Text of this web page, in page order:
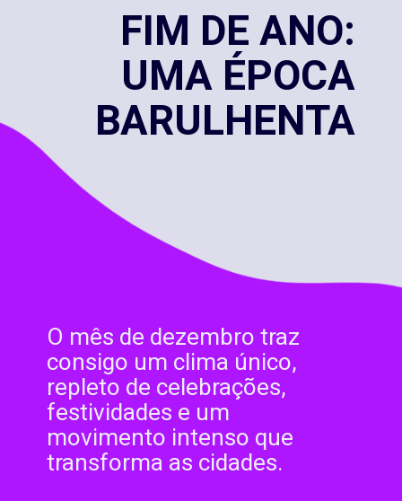
FIM DE ANO:
UMA ÉPOCA
BARULHENTA
O mês de dezembro traz
consigo um clima único,
repleto de celebrações,
festividades e um
movimento intenso que
transforma as cidades.